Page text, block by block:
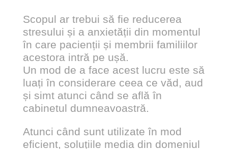
Scopul ar trebui să fie reducerea
stresului și a anxietății din momentul
în care pacienții și membrii familiilor
acestora intră pe ușă.
Un mod de a face acest lucru este să
luați în considerare ceea ce văd, aud
și simt atunci când se află în
cabinetul dumneavoastră.
Atunci când sunt utilizate în mod
eficient, soluțiile media din domeniul